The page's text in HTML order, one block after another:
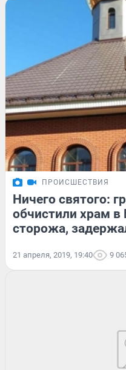
ПРОИСШЕСТВИЯ
Ничего святого:
обчистили храм
сторожа,
21 апреля, 2019, 19:40 9